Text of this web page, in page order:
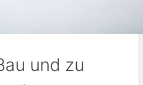
und zu